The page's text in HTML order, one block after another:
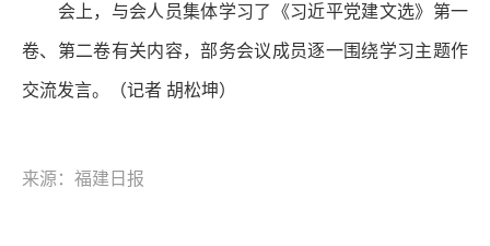
会上，与会人员集体学习了《习近平党建文选》第一
卷、第二卷有关内容，部务会议成员逐一围绕学习主题作
交流发言。 （记者 胡松坤）
来源：福建日报